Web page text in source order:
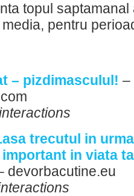
topul saptamanal
pentru
– pizdimasculul! –
trecutul in
in viata
devorbacutine.eu